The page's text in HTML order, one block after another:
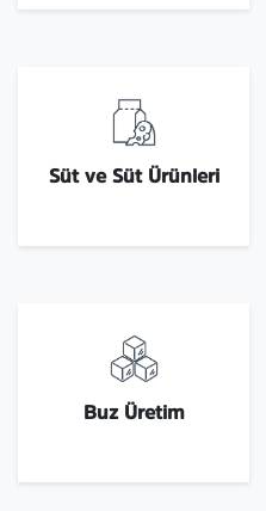
Süt ve Süt Ürünleri
Buz Üretim